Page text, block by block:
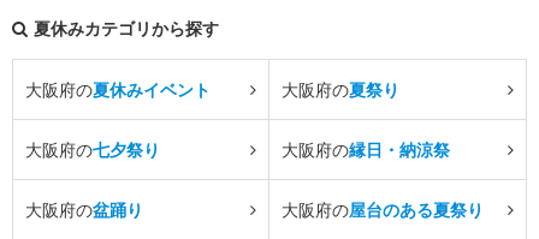
夏休みカテゴリから探す
大阪府の夏休みイベント 大阪府の夏祭り
大阪府の七夕祭り 大阪府の縁日・納涼祭
大阪府の盆踊り 大阪府の屋台のある夏祭り